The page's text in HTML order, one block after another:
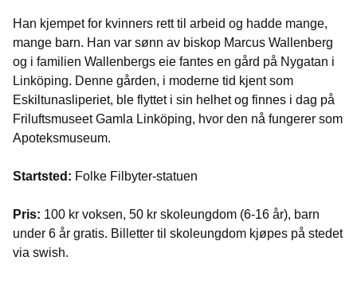
Han kjempet for kvinners rett til arbeid og hadde mange,
mange barn. Han var sønn av biskop Marcus Wallenberg
og i familien Wallenbergs eie fantes en gård på Nygatan i
Linköping. Denne gården, i moderne tid kjent som
Eskiltunasliperiet, ble flyttet i sin helhet og finnes i dag på
Friluftsmuseet Gamla Linköping, hvor den nå fungerer som
Apoteksmuseum.
Startsted: Folke Filbyter-statuen
Pris: 100 kr voksen, 50 kr skoleungdom (6-16 år), barn
under 6 år gratis. Billetter til skoleungdom kjøpes på stedet
via swish.